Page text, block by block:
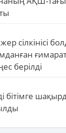
сілкінісі
берілді
бітімге